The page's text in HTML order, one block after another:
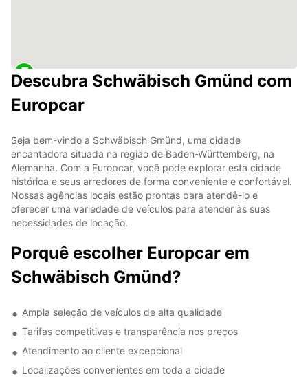
Descubra Schwäbisch Gmünd com
Europcar
Seja bem-vindo a Schwäbisch Gmünd, uma cidade
encantadora situada na região de Baden-Württemberg, na
Alemanha. Com a Europcar, você pode explorar esta cidade
histórica e seus arredores de forma conveniente e confortável.
Nossas agências locais estão prontas para atendê-lo e
oferecer uma variedade de veículos para atender às suas
necessidades de locação.
Porquê escolher Europcar em
Schwäbisch Gmünd?
Ampla seleção de veículos de alta qualidade
Tarifas competitivas e transparência nos preços
Atendimento ao cliente excepcional
Localizações convenientes em toda a cidade